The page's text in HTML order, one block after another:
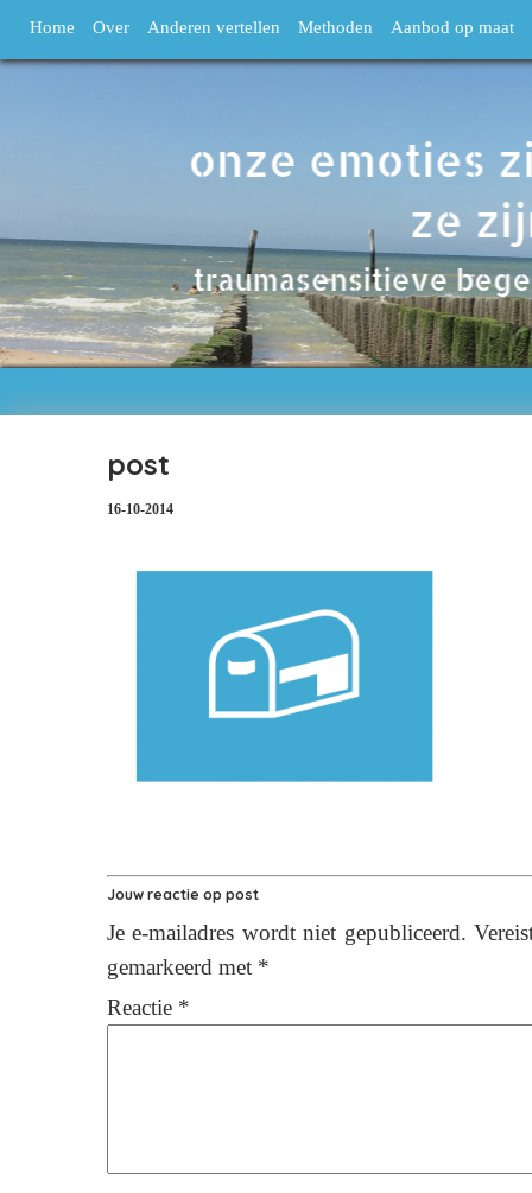
Home Over Anderen vertellen Methoden Aanbod op maat
post
16-10-2014
Jouw reactie op post
Je e-mailadres wordt niet gepubliceerd.
gemarkeerd met *
Reactie *